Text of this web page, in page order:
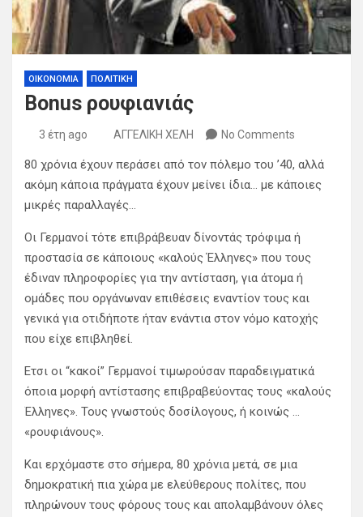
ΟΙΚΟΝΟΜΙΑ ΠΟΛΙΤΙΚΗ
Bonus ρουφιανιάς
3 έτη ago ΑΓΓΕΛΙΚΗ ΧΕΛΗ No Comments
80 χρόνια έχουν περάσει από τον πόλεμο του ’40, αλλά
ακόμη κάποια πράγματα έχουν μείνει ίδια… με κάποιες
μικρές παραλλαγές…
Οι Γερμανοί τότε επιβράβευαν δίνοντάς τρόφιμα ή
προστασία σε κάποιους «καλούς Έλληνες» που τους
έδιναν πληροφορίες για την αντίσταση, για άτομα ή
ομάδες που οργάνωναν επιθέσεις εναντίον τους και
γενικά για οτιδήποτε ήταν ενάντια στον νόμο κατοχής
που είχε επιβληθεί.
Ετσι οι “κακοί” Γερμανοί τιμωρούσαν παραδειγματικά
όποια μορφή αντίστασης επιβραβεύοντας τους «καλούς
Έλληνες». Τους γνωστούς δοσίλογους, ή κοινώς …
«ρουφιάνους».
Και ερχόμαστε στο σήμερα, 80 χρόνια μετά, σε μια
δημοκρατική πια χώρα με ελεύθερους πολίτες, που
πληρώνουν τους φόρους τους και απολαμβάνουν όλες